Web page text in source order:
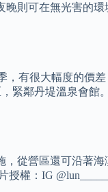
則可在無光害的
有很大幅度的價
緊鄰丹堤溫泉會館
從營區還可沿著
權：IG